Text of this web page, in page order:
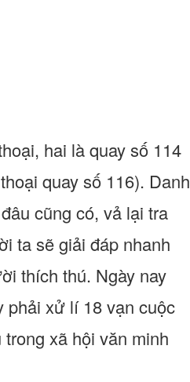
hai là quay số 114
quay số 116). Danh
cũng có, vả lại tra
ta sẽ giải đáp nhanh
thích thú. Ngày nay
phải xử lí 18 vạn cuộc
xã hội văn minh